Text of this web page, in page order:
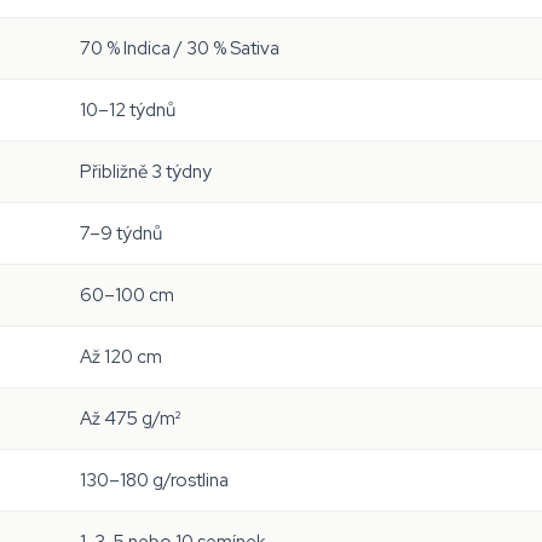
70 % Indica / 30 % Sativa
10–12 týdnů
Přibližně 3 týdny
7–9 týdnů
60–100 cm
Až 120 cm
Až 475 g/m²
130–180 g/rostlina